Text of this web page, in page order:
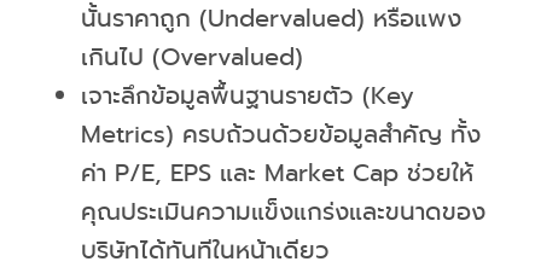
นั้นราคาถูก (Undervalued) หรือแพง
เกินไป (Overvalued)
เจาะลึกข้อมูลพื้นฐานรายตัว (Key
Metrics) ครบถ้วนด้วยข้อมูลสำคัญ ทั้ง
ค่า P/E, EPS และ Market Cap ช่วยให้
คุณประเมินความแข็งแกร่งและขนาดของ
บริษัทได้ทันทีในหน้าเดียว